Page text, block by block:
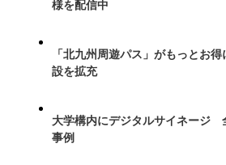
様を配信中
「北九州周遊パス」がもっとお
設を拡充
大学構内にデジタルサイネージ
事例